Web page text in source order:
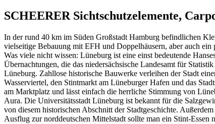
SCHEERER Sichtschutzelemente,
In der rund 40 km im Süden Großstadt Hamburg befindlichen
vielseitige Bebauung mit EFH und Doppelhäusern, aber auch
Was viele nicht wissen: Lüneburg ist eine einst bedeutende
Übernachtungen, die das niedersächsische Landesamt für
Lüneburg. Zahllose historische Bauwerke verleihen der Stadt
Wasserviertel, den Stintmarkt am Lüneburger Hafen und das
am Marktplatz und lässt einfach die herrliche Stimmung von
Aura. Die Universitätsstadt Lüneburg ist bekannt für die
von diesem historischen Abschnitt der Stadtgeschichte.
Ausflug zur norddeutschen Mittelstadt sollte man ein Stint-Essen